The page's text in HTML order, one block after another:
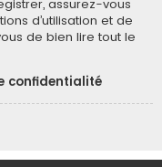
assurez-vous
d’utilisation et de
de bien lire tout le
confidentialité